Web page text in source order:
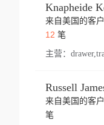
来自美国的客
12 笔
主营：
来自美国的客
笔